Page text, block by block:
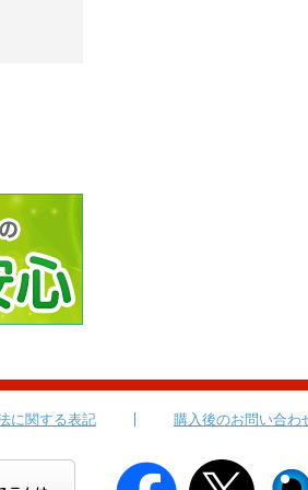
に関する表記 購入後のお問い合わ